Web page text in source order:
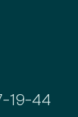
19-44